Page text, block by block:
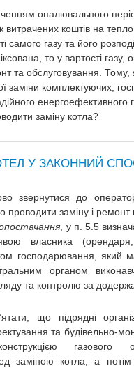
опалювального
витрачених коштів на
самого газу та його
то у вартості
та обслуговування.
заміни комплектуючих,
енергоефективного
заміну котла?
У ЗАКОННИЙ
звернутися до
проводити заміну і ремонт
, у п. 5.5
власника
господарювання, який
органом
та контролю за
що підрядні
та будівельно-
заміною котла, а